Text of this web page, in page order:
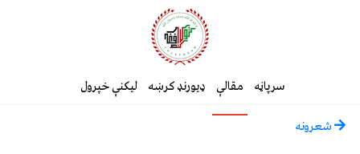
سرپاڼه مقالې ډیورنډ کرښه لیکنې خپرول
شعرونه